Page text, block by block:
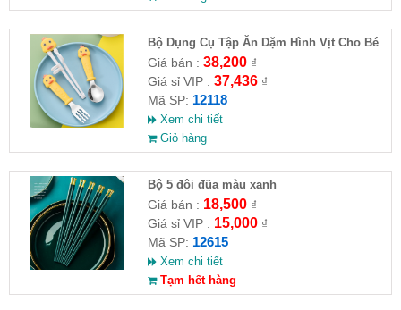
Bộ Dụng Cụ Tập Ăn Dặm Hình Vịt Cho Bé
Giá bán : 38,200₫
Giá sỉ VIP : 37,436₫
Mã SP: 12118
Xem chi tiết
Giỏ hàng
Bộ 5 đôi đũa màu xanh
Giá bán : 18,500₫
Giá sỉ VIP : 15,000₫
Mã SP: 12615
Xem chi tiết
Tạm hết hàng